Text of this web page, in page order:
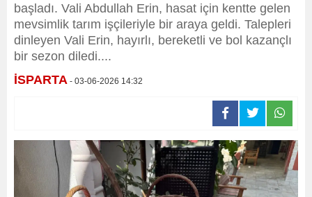
başladı. Vali Abdullah Erin, hasat için kentte gelen
mevsimlik tarım işçileriyle bir araya geldi. Talepleri
dinleyen Vali Erin, hayırlı, bereketli ve bol kazançlı
bir sezon diledi....
İSPARTA - 03-06-2026 14:32